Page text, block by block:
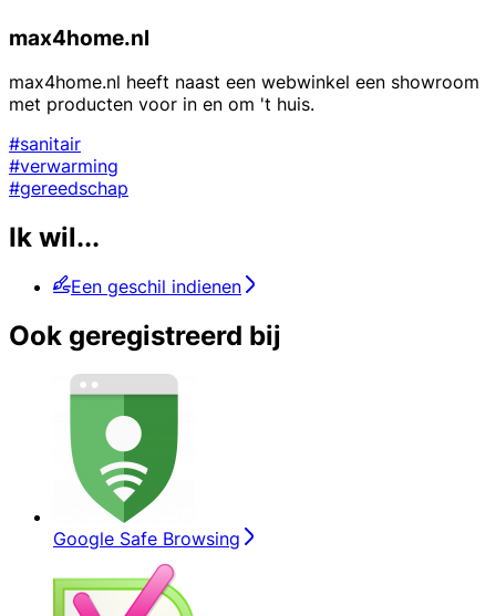
max4home.nl
max4home.nl heeft naast een webwinkel een showroom
met producten voor in en om 't huis.
#sanitair
#verwarming
#gereedschap
Ik wil...
Een geschil indienen
Ook geregistreerd bij
Google Safe Browsing